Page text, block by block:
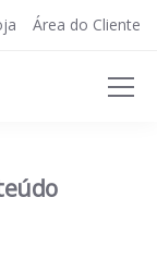
Área do Cliente